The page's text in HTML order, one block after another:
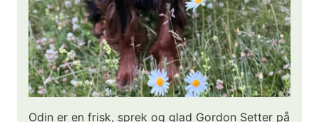
Odin er en frisk, sprek og glad Gordon Setter på